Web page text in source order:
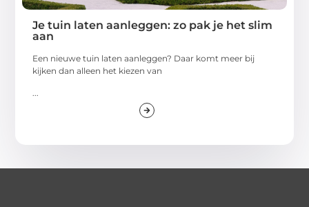
Je tuin laten aanleggen: zo pak je het slim
aan
Een nieuwe tuin laten aanleggen? Daar komt meer bij
kijken dan alleen het kiezen van